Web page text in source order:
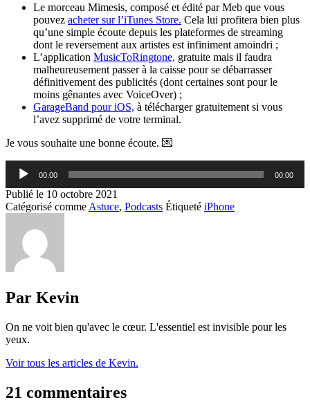
Le morceau Mimesis, composé et édité par Meb que vous
pouvez acheter sur l’iTunes Store. Cela lui profitera bien plus
qu’une simple écoute depuis les plateformes de streaming
dont le reversement aux artistes est infiniment amoindri ;
L’application MusicToRingtone, gratuite mais il faudra
malheureusement passer à la caisse pour se débarrasser
définitivement des publicités (dont certaines sont pour le
moins gênantes avec VoiceOver) ;
GarageBand pour iOS, à télécharger gratuitement si vous
l’avez supprimé de votre terminal.
Je vous souhaite une bonne écoute. 💌
Lecteur
audio
00:00 00:00
Publié le 10 octobre 2021
Catégorisé comme Astuce, Podcasts Étiqueté iPhone
Par Kevin
On ne voit bien qu'avec le cœur. L'essentiel est invisible pour les
yeux.
Voir tous les articles de Kevin.
21 commentaires